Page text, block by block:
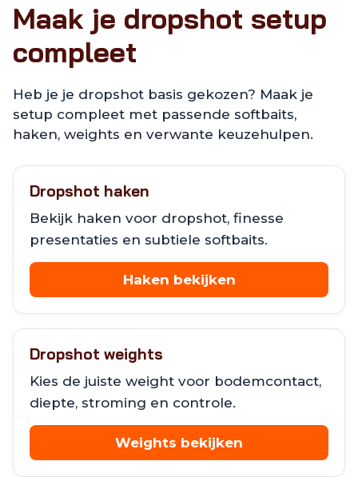
Maak je dropshot setup
compleet
Heb je je dropshot basis gekozen? Maak je
setup compleet met passende softbaits,
haken, weights en verwante keuzehulpen.
Dropshot haken
Bekijk haken voor dropshot, finesse
presentaties en subtiele softbaits.
Haken bekijken
Dropshot weights
Kies de juiste weight voor bodemcontact,
diepte, stroming en controle.
Weights bekijken